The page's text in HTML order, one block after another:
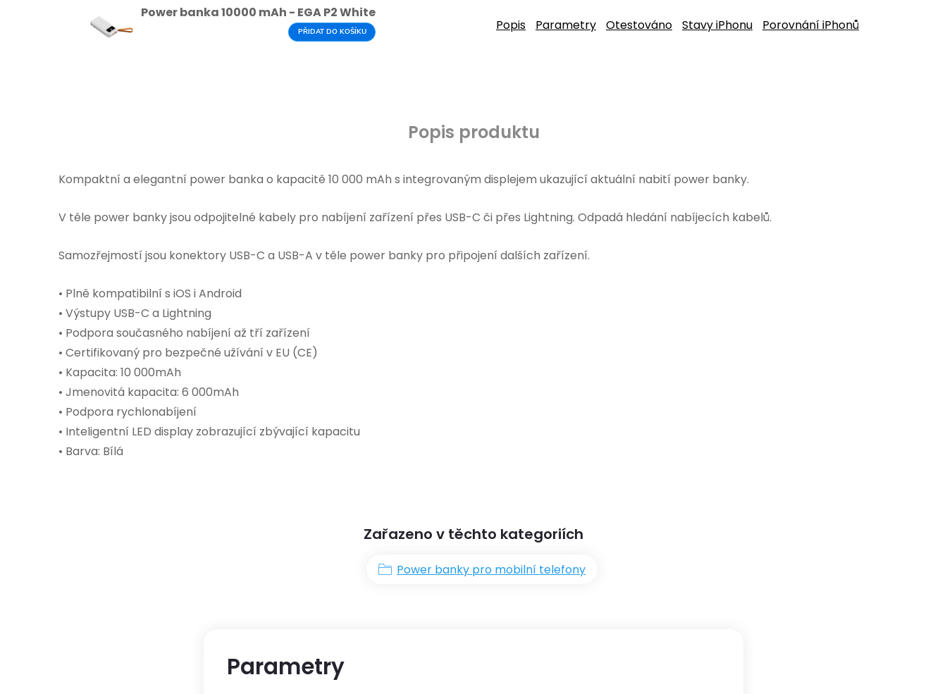
Power banka 10000 mAh - EGA P2 White
PŘIDAT DO KOŠÍKU Popis Parametry Otestováno Stavy iPhonu Porovnání iPhonů
Popis produktu
Kompaktní a elegantní power banka o kapacitě 10 000 mAh s integrovaným displejem ukazující aktuální nabití power banky.
V těle power banky jsou odpojitelné kabely pro nabíjení zařízení přes USB-C či přes Lightning. Odpadá hledání nabíjecích kabelů.
Samozřejmostí jsou konektory USB-C a USB-A v těle power banky pro připojení dalších zařízení.
• Plně kompatibilní s iOS i Android
• Výstupy USB-C a Lightning
• Podpora současného nabíjení až tří zařízení
• Certifikovaný pro bezpečné užívání v EU (CE)
• Kapacita: 10 000mAh
• Jmenovitá kapacita: 6 000mAh
• Podpora rychlonabíjení
• Inteligentní LED display zobrazující zbývající kapacitu
• Barva: Bílá
Zařazeno v těchto kategoriích
Power banky pro mobilní telefony
Parametry